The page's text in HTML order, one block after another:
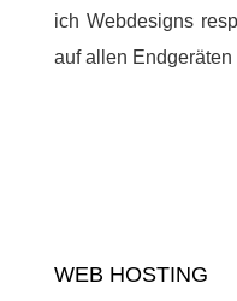
ich Webdesigns
auf allen Endgeräten
WEB HOSTING